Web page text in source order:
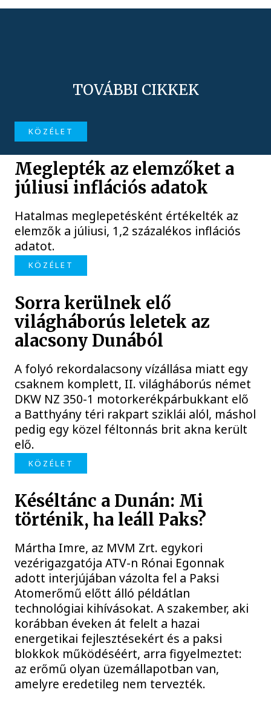
TOVÁBBI CIKKEK
KÖZÉLET
Meglepték az elemzőket a
júliusi inflációs adatok
Hatalmas meglepetésként értékelték az
elemzők a júliusi, 1,2 százalékos inflációs
adatot.
KÖZÉLET
Sorra kerülnek elő
világháborús leletek az
alacsony Dunából
A folyó rekordalacsony vízállása miatt egy
csaknem komplett, II. világháborús német
DKW NZ 350-1 motorkerékpárbukkant elő
a Batthyány téri rakpart sziklái alól, máshol
pedig egy közel féltonnás brit akna került
elő.
KÖZÉLET
Késéltánc a Dunán: Mi
történik, ha leáll Paks?
Mártha Imre, az MVM Zrt. egykori
vezérigazgatója ATV-n Rónai Egonnak
adott interjújában vázolta fel a Paksi
Atomerőmű előtt álló példátlan
technológiai kihívásokat. A szakember, aki
korábban éveken át felelt a hazai
energetikai fejlesztésekért és a paksi
blokkok működéséért, arra figyelmeztet:
az erőmű olyan üzemállapotban van,
amelyre eredetileg nem tervezték.